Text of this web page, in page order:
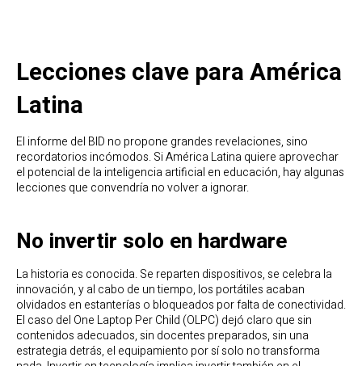
Lecciones clave para América
Latina
El informe del BID no propone grandes revelaciones, sino
recordatorios incómodos. Si América Latina quiere aprovechar
el potencial de la inteligencia artificial en educación, hay algunas
lecciones que convendría no volver a ignorar.
No invertir solo en hardware
La historia es conocida. Se reparten dispositivos, se celebra la
innovación, y al cabo de un tiempo, los portátiles acaban
olvidados en estanterías o bloqueados por falta de conectividad.
El caso del One Laptop Per Child (OLPC) dejó claro que sin
contenidos adecuados, sin docentes preparados, sin una
estrategia detrás, el equipamiento por sí solo no transforma